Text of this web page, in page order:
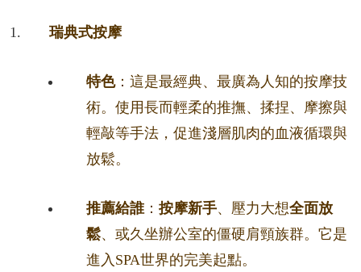
瑞典式按摩
特色：這是最經典、最廣為人知的按摩技
術。使用長而輕柔的推撫、揉捏、摩擦與
輕敲等手法，促進淺層肌肉的血液循環與
放鬆。
推薦給誰： 按摩新手、壓力大想全面放
鬆、或久坐辦公室的僵硬肩頸族群。它是
進入SPA世界的完美起點。